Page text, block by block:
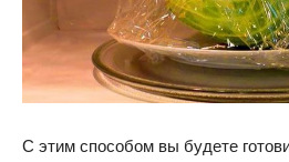
С этим способом вы будете